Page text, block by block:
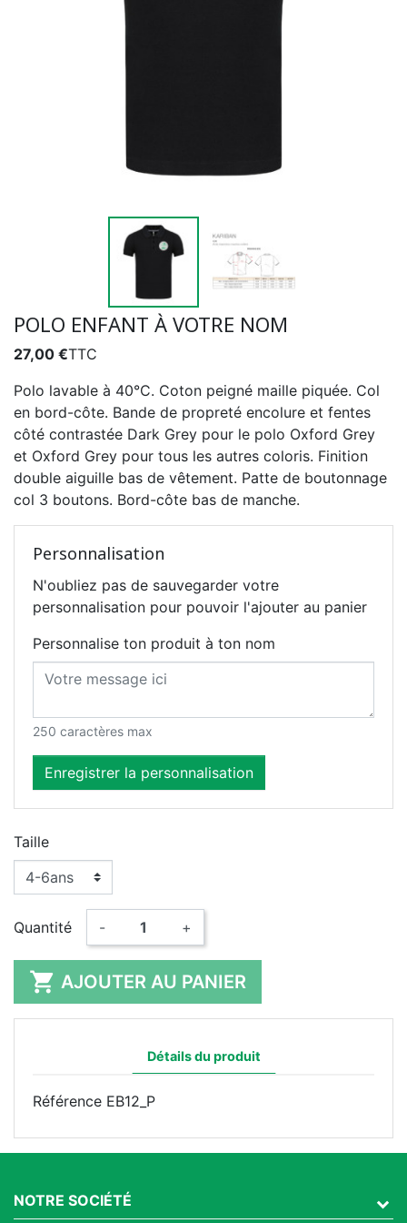
POLO ENFANT À VOTRE NOM
27,00 €TTC
Polo lavable à 40°C. Coton peigné maille piquée. Col
en bord-côte. Bande de propreté encolure et fentes
côté contrastée Dark Grey pour le polo Oxford Grey
et Oxford Grey pour tous les autres coloris. Finition
double aiguille bas de vêtement. Patte de boutonnage
col 3 boutons. Bord-côte bas de manche.
Personnalisation
N'oubliez pas de sauvegarder votre
personnalisation pour pouvoir l'ajouter au panier
Personnalise ton produit à ton nom
250 caractères max
Enregistrer la personnalisation
Taille
Quantité - +
 AJOUTER AU PANIER
Détails du produit
Référence EB12_P
NOTRE SOCIÉTÉ